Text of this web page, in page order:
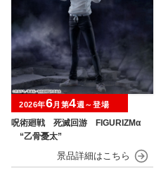
呪術廻戦 死滅回游 FIGURIZMα
“乙骨憂太”
2026年6月第4週～登場